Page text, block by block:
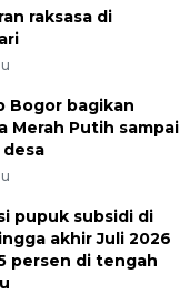
raksasa di
Bogor bagikan
Merah Putih sampai
pupuk subsidi di
akhir Juli 2026
persen di tengah